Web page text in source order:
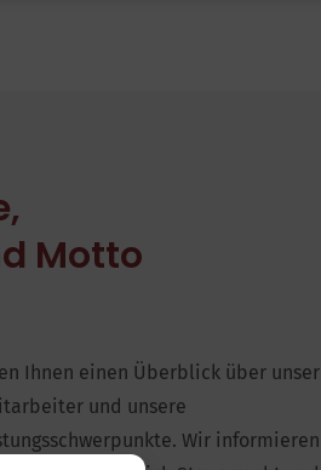
Motto
Ihnen einen Überblick über unser
und unsere
Wir informieren